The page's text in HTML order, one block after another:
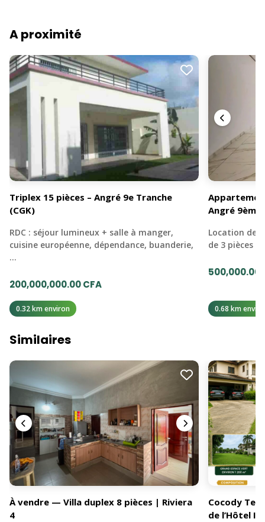
A proximité
Triplex 15 pièces – Angré 9e Tranche
(CGK)
RDC : séjour lumineux + salle à manger,
cuisine européenne, dépendance, buanderie,
…
200,000,000.00 CFA
0.32 km environ
Angré
Location
de 3 pièces (
500,000.00
0.68 km
Similaires
À vendre — Villa duplex 8 pièces | Riviera
4
Cocody
de l’Hôtel